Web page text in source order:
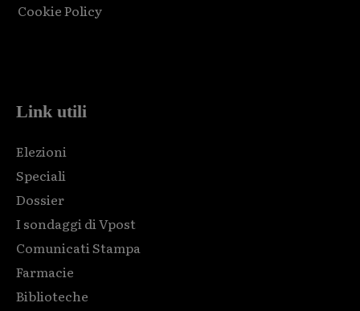
Cookie Policy
Link utili
Elezioni
Speciali
Dossier
I sondaggi di Vpost
Comunicati Stampa
Farmacie
Biblioteche